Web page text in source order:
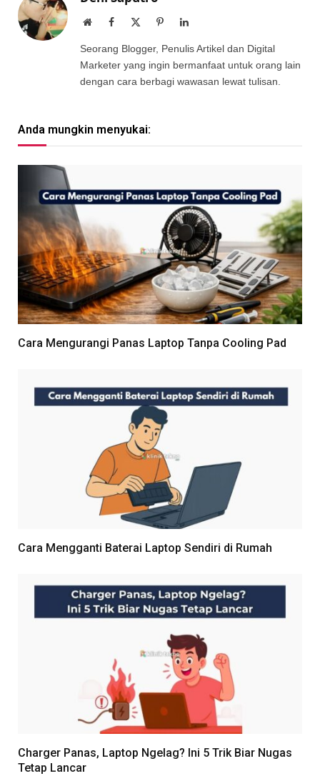
WebsiteFacebook PinterestLinkedIn
Seorang Blogger, Penulis Artikel dan Digital
Marketer yang ingin bermanfaat untuk orang lain
dengan cara berbagi wawasan lewat tulisan.
Anda mungkin menyukai:
Cara Mengurangi Panas Laptop Tanpa Cooling Pad
Cara Mengganti Baterai Laptop Sendiri di Rumah
Charger Panas, Laptop Ngelag? Ini 5 Trik Biar Nugas
Tetap Lancar